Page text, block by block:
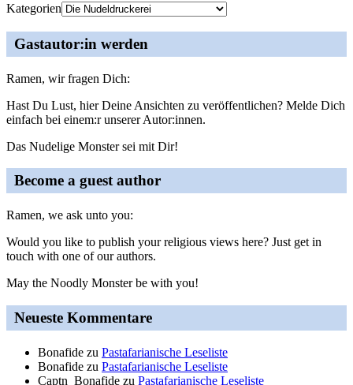
Kategorien
Gastautor:in werden
Ramen, wir fragen Dich:
Hast Du Lust, hier Deine Ansichten zu veröffentlichen? Melde Dich
einfach bei einem:r unserer Autor:innen.
Das Nudelige Monster sei mit Dir!
Become a guest author
Ramen, we ask unto you:
Would you like to publish your religious views here? Just get in
touch with one of our authors.
May the Noodly Monster be with you!
Neueste Kommentare
Bonafide zu Pastafarianische Leseliste
Bonafide zu Pastafarianische Leseliste
Captn_Bonafide zu Pastafarianische Leseliste